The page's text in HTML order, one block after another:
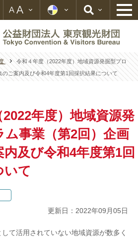
令和４年度（2022年度）地域資源発掘型プロ
ご案内及び令和4年度第1回採択結果について
年度）地域資源発
事業（第2回）企画
及び令和4年度第1回
いて
更新日：2022年09月05日
て活用されていない地域資源が数多く